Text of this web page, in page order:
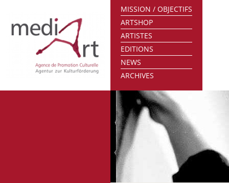
MISSION / OBJECTIFS
ARTSHOP
ARTISTES
EDITIONS
NEWS
ARCHIVES